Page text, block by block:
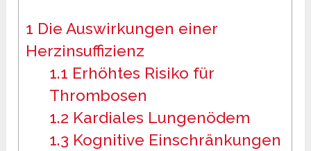
1 Die Auswirkungen einer
Herzinsuffizienz
1.1 Erhöhtes Risiko für
Thrombosen
1.2 Kardiales Lungenödem
1.3 Kognitive Einschränkungen